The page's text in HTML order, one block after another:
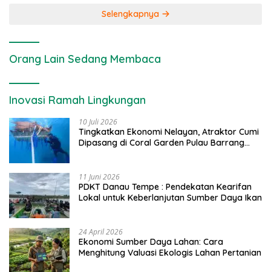
Selengkapnya
Orang Lain Sedang Membaca
Inovasi Ramah Lingkungan
10 Juli 2026
Tingkatkan Ekonomi Nelayan, Atraktor Cumi
Dipasang di Coral Garden Pulau Barrang
11 Juni 2026
PDKT Danau Tempe : Pendekatan Kearifan
Lokal untuk Keberlanjutan Sumber Daya Ikan
24 April 2026
Ekonomi Sumber Daya Lahan: Cara
Menghitung Valuasi Ekologis Lahan Pertanian